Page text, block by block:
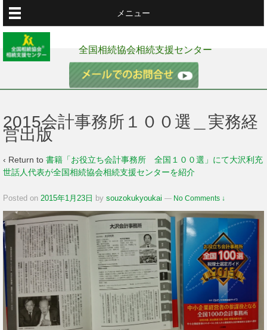
メニュー
全国相続協会相続支援センター
2015会計事務所１００選＿実務経
営出版
‹ Return to 書籍「お役立ち会計事務所 全国１００選」にて大沢利充
世話人代表が全国相続協会相続支援センターを紹介
Posted on 2015年1月23日 by souzokukyoukai — No Comments ↓